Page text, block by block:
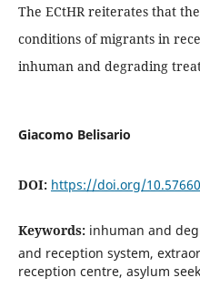
The ECtHR reiterates that
conditions of migrants in
inhuman and degrading
Giacomo Belisario
DOI: https://doi.org/
Keywords: inhuman and
and reception system,
reception centre, asylum